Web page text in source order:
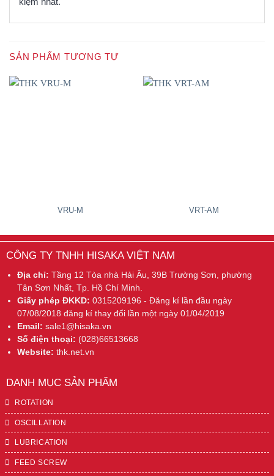
SẢN PHẨM TƯƠNG TỰ
VRU-M VRT-AM
CÔNG TY TNHH HISAKA VIỆT NAM
Địa chỉ: Tầng 12 Tòa nhà Hải Âu, 39B Trường Sơn, phường
Tân Sơn Nhất, Tp. Hồ Chí Minh.
Giấy phép ĐKKD: 0315209196 - Đăng kí lần đầu ngày
07/08/2018 đăng kí thay đổi lần một ngày 01/04/2019
Email: sale1@hisaka.vn
Số điện thoại: (028)66513668
Website: thk.net.vn
DANH MỤC SẢN PHẨM
ROTATION
OSCILLATION
LUBRICATION
FEED SCREW